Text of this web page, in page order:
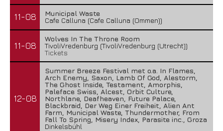
11-08
Municipal Waste
Cafe Calluna (Cafe Calluna (Ommen))
11-08
Wolves In The Throne Room
TivoliVredenburg (TivoliVredenburg (Utrecht))
Tickets
12-08
Summer Breeze Festival met o.a. In Flames,
Arch Enemy, Saxon, Lamb Of God, Alestorm,
The Ghost Inside, Testament, Amorphis,
Paleface Swiss, Alcest, Orbit Culture,
Northlane, Deafheaven, Future Palace,
Blackbraid, Der Weg Einer Freiheit, Alien Ant
Farm, Municipal Waste, Thundermother, From
Fall To Spring, Misery Index, Parasite inc., Groza
Dinkelsbühl